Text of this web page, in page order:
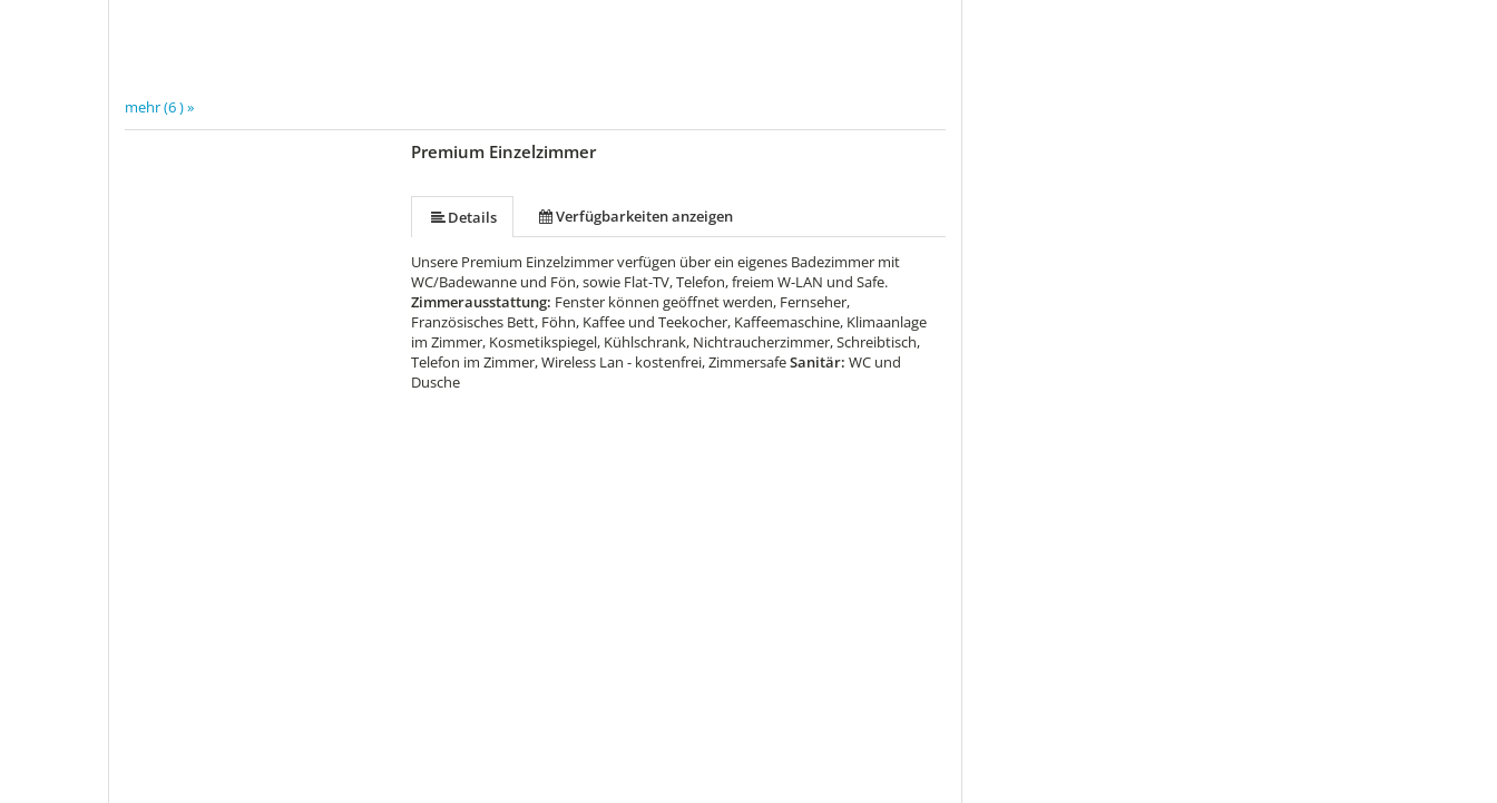
mehr (6 ) »
Premium Einzelzimmer
Details Verfügbarkeiten anzeigen
Unsere Premium Einzelzimmer verfügen über ein eigenes Badezimmer mit
WC/Badewanne und Fön, sowie Flat-TV, Telefon, freiem W-LAN und Safe.
Zimmerausstattung: Fenster können geöffnet werden, Fernseher,
Französisches Bett, Föhn, Kaffee und Teekocher, Kaffeemaschine, Klimaanlage
im Zimmer, Kosmetikspiegel, Kühlschrank, Nichtraucherzimmer, Schreibtisch,
Telefon im Zimmer, Wireless Lan - kostenfrei, ZimmersafeSanitär:WC und
Dusche